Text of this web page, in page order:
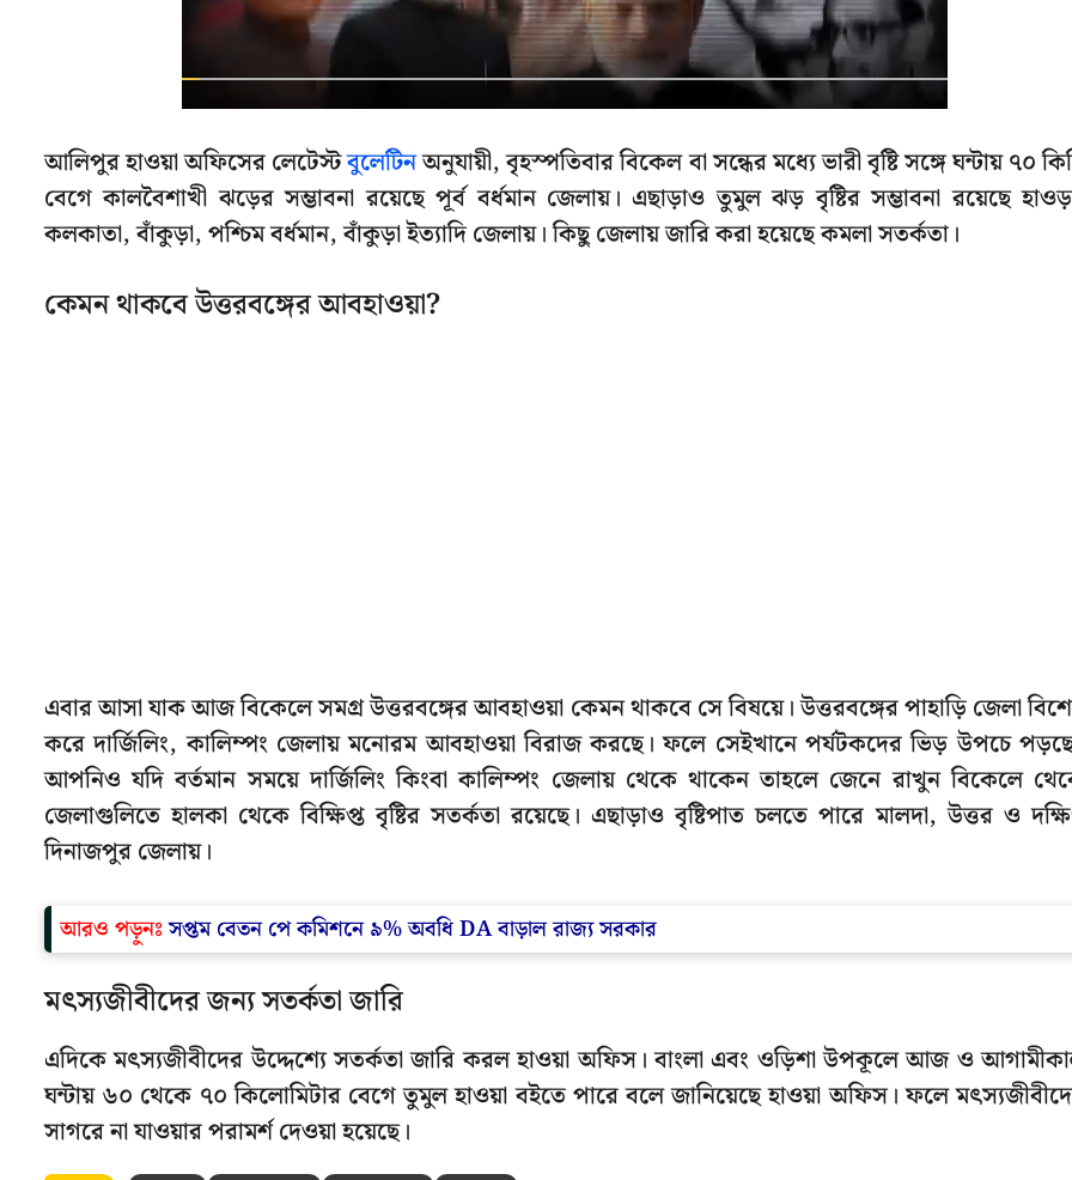
আলিপুর হাওয়া অফিসের লেটেস্টবুলেটিনঅনুযায়ী, বৃহস্পতিবার বিকেল বা সন্ধের মধ্যে ভারী বৃষ্টি সঙ্গে ঘন্টায় ৭০
বেগে কালবৈশাখী ঝড়ের সম্ভাবনা রয়েছে পূর্ব বর্ধমান জেলায়। এছাড়াও তুমুল ঝড় বৃষ্টির সম্ভাবনা রয়েছে
কলকাতা, বাঁকুড়া, পশ্চিম বর্ধমান, বাঁকুড়া ইত্যাদি জেলায়। কিছু জেলায় জারি করা হয়েছে কমলা সতর্কতা।
কেমন থাকবে উত্তরবঙ্গের আবহাওয়া?
এবার আসা যাক আজ বিকেলে সমগ্র উত্তরবঙ্গের আবহাওয়া কেমন থাকবে সে বিষয়ে। উত্তরবঙ্গের পাহাড়ি জেলা
করে দার্জিলিং, কালিম্পং জেলায় মনোরম আবহাওয়া বিরাজ করছে। ফলে সেইখানে পর্যটকদের ভিড় উপচে
আপনিও যদি বর্তমান সময়ে দার্জিলিং কিংবা কালিম্পং জেলায় থেকে থাকেন তাহলে জেনে রাখুন বিকেলে
জেলাগুলিতে হালকা থেকে বিক্ষিপ্ত বৃষ্টির সতর্কতা রয়েছে। এছাড়াও বৃষ্টিপাত চলতে পারে মালদা, উত্তর ও
দিনাজপুর জেলায়।
আরও পড়ুনঃসপ্তম বেতন পে কমিশনে ৯% অবধি DA বাড়াল রাজ্য সরকার
মৎস্যজীবীদের জন্য সতর্কতা জারি
এদিকে মৎস্যজীবীদের উদ্দেশ্যে সতর্কতা জারি করল হাওয়া অফিস। বাংলা এবং ওড়িশা উপকূলে আজ ও
ঘন্টায় ৬০ থেকে ৭০ কিলোমিটার বেগে তুমুল হাওয়া বইতে পারে বলে জানিয়েছে হাওয়া অফিস। ফলে
সাগরে না যাওয়ার পরামর্শ দেওয়া হয়েছে।